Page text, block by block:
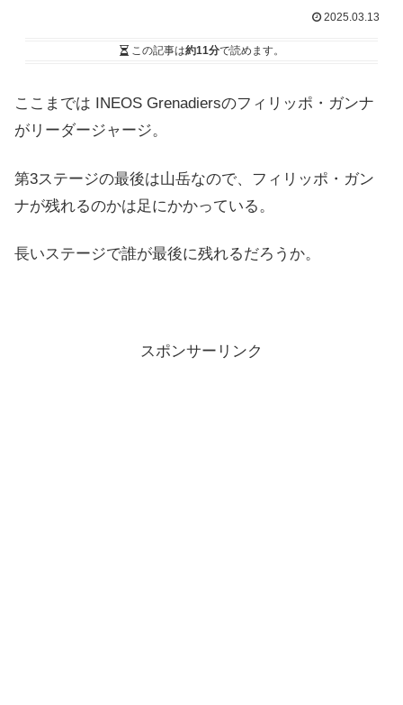
2025.03.13
この記事は約11分で読めます。
ここまでは INEOS Grenadiersのフィリッポ・ガンナ
がリーダージャージ。
第3ステージの最後は山岳なので、フィリッポ・ガン
ナが残れるのかは足にかかっている。
長いステージで誰が最後に残れるだろうか。
スポンサーリンク